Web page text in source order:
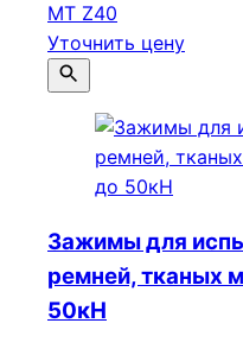
MT Z40
Уточнить цену
Зажимы для
ремней, тканых
50кН